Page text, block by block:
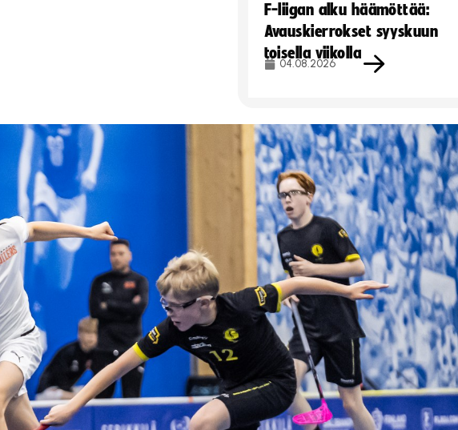
F-liigan alku häämöttää:
Avauskierrokset syyskuun
toisella viikolla
04.08.2026